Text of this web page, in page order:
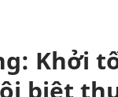
Khởi
biệt